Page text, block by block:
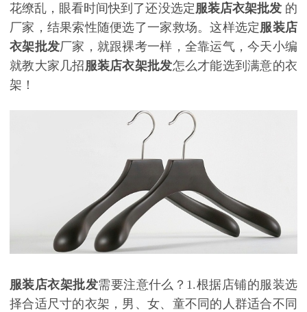
花缭乱，眼看时间快到了还没选定 服装店衣架批发 的
厂家，结果索性随便选了一家救场。这样选定 服装店
衣架批发厂家，就跟裸考一样，全靠运气，今天小编
就教大家几招 服装店衣架批发怎么才能选到满意的衣
架！
服装店衣架批发需要注意什么？ 1.根据店铺的服装选
择合适尺寸的衣架，男、女、童不同的人群适合不同